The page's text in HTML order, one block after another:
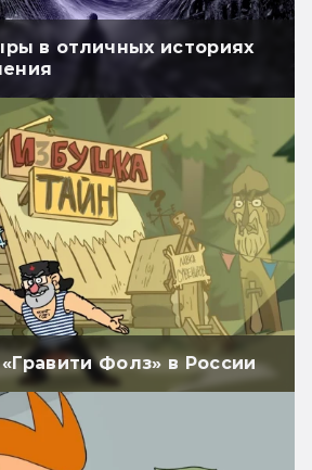
в отличных историях
Фолз» в России